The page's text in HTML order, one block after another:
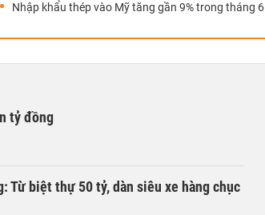
Nhập khẩu thép vào Mỹ tăng gần 9% trong tháng 6
tỷ đồng
Từ biệt thự 50 tỷ, dàn siêu xe hàng chục